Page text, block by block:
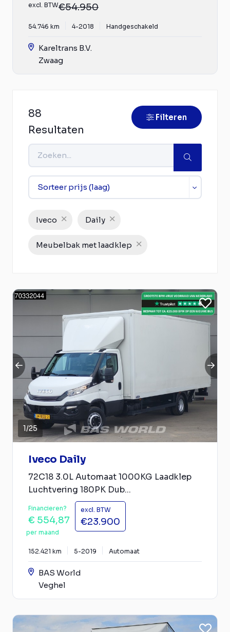
excl. BTW€54.950
54.746 km 4-2018 Handgeschakeld
Kareltrans B.V.
Zwaag
88
Resultaten
Filteren
Iveco Daily
Meubelbak met laadklep
1/25
Iveco Daily
72C18 3.0L Automaat 1000KG Laadklep
Luchtvering 180PK Dub...
Financieren?
€ 554,87
per maand
excl. BTW
€23.900
152.421 km 5-2019 Automaat
BAS World
Veghel